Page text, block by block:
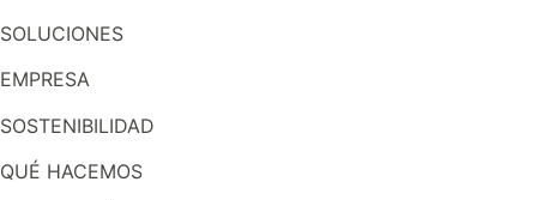
SOLUCIONES
EMPRESA
SOSTENIBILIDAD
QUÉ HACEMOS